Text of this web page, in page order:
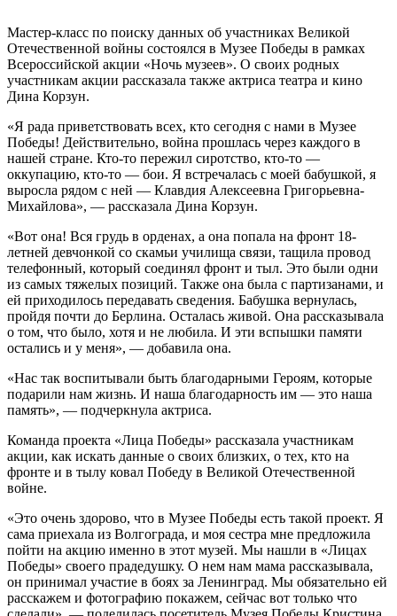
Мастер-класс по поиску данных об участниках Великой
Отечественной войны состоялся в Музее Победы в рамках
Всероссийской акции «Ночь музеев». О своих родных
участникам акции рассказала также актриса театра и кино
Дина Корзун.
«Я рада приветствовать всех, кто сегодня с нами в Музее
Победы! Действительно, война прошлась через каждого в
нашей стране. Кто-то пережил сиротство, кто-то —
оккупацию, кто-то — бои. Я встречалась с моей бабушкой, я
выросла рядом с ней — Клавдия Алексеевна Григорьевна-
Михайлова», — рассказала Дина Корзун.
«Вот она! Вся грудь в орденах, а она попала на фронт 18-
летней девчонкой со скамьи училища связи, тащила провод
телефонный, который соединял фронт и тыл. Это были одни
из самых тяжелых позиций. Также она была с партизанами, и
ей приходилось передавать сведения. Бабушка вернулась,
пройдя почти до Берлина. Осталась живой. Она рассказывала
о том, что было, хотя и не любила. И эти вспышки памяти
остались и у меня», — добавила она.
«Нас так воспитывали быть благодарными Героям, которые
подарили нам жизнь. И наша благодарность им — это наша
память», — подчеркнула актриса.
Команда проекта «Лица Победы» рассказала участникам
акции, как искать данные о своих близких, о тех, кто на
фронте и в тылу ковал Победу в Великой Отечественной
войне.
«Это очень здорово, что в Музее Победы есть такой проект. Я
сама приехала из Волгограда, и моя сестра мне предложила
пойти на акцию именно в этот музей. Мы нашли в «Лицах
Победы» своего прадедушку. О нем нам мама рассказывала,
он принимал участие в боях за Ленинград. Мы обязательно ей
расскажем и фотографию покажем, сейчас вот только что